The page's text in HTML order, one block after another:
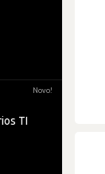
Novo!
TI